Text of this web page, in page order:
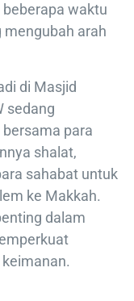
waktu
mengubah arah
di Masjid
sedang
para
shalat,
sahabat untuk
ke Makkah.
dalam